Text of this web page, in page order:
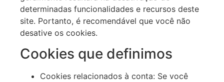
determinadas funcionalidades e recursos deste
site. Portanto, é recomendável que você não
desative os cookies.
Cookies que definimos
Cookies relacionados à conta: Se você